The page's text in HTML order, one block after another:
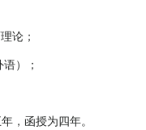
论；
）；
，函授为四年。